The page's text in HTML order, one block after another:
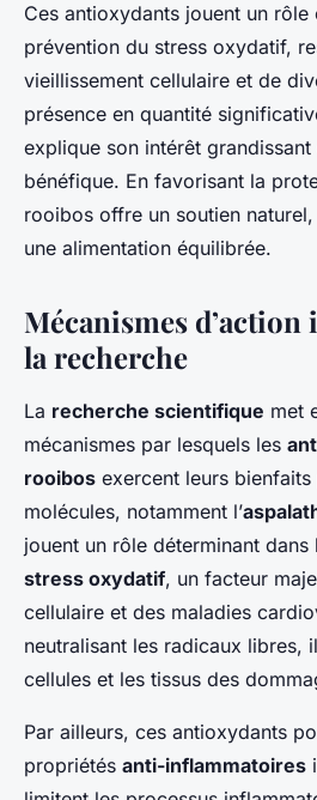
Ces antioxydants jouent un rôle
prévention du stress oxydatif,
vieillissement cellulaire et de
présence en quantité
explique son intérêt
bénéfique. En favorisant la
rooibos offre un soutien
une alimentation équilibrée.
Mécanismes
la recherche
La recherche scientifique met
mécanismes par lesquels les
rooibos exercent leurs
molécules, notamment l’
jouent un rôle déterminant
stress oxydatif, un facteur
cellulaire et des maladies
neutralisant les radicaux libres,
cellules et les tissus des
Par ailleurs, ces antioxydants
propriétés anti-inflammatoires